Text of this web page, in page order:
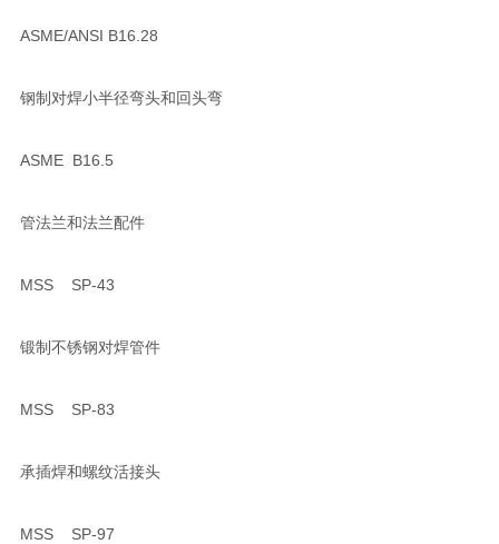
ASME/ANSI B16.28
钢制对焊小半径弯头和回头弯
ASME B16.5
管法兰和法兰配件
MSS SP-43
锻制不锈钢对焊管件
MSS SP-83
承插焊和螺纹活接头
MSS SP-97